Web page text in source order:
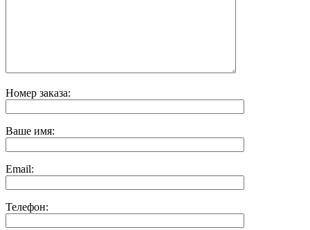
Номер заказа:
Ваше имя:
Email:
Телефон: